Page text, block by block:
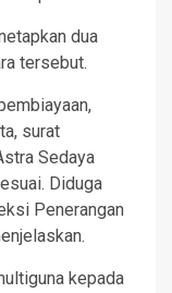
dua
tersebut.
surat
Sedaya
Diduga
Penerangan
kepada